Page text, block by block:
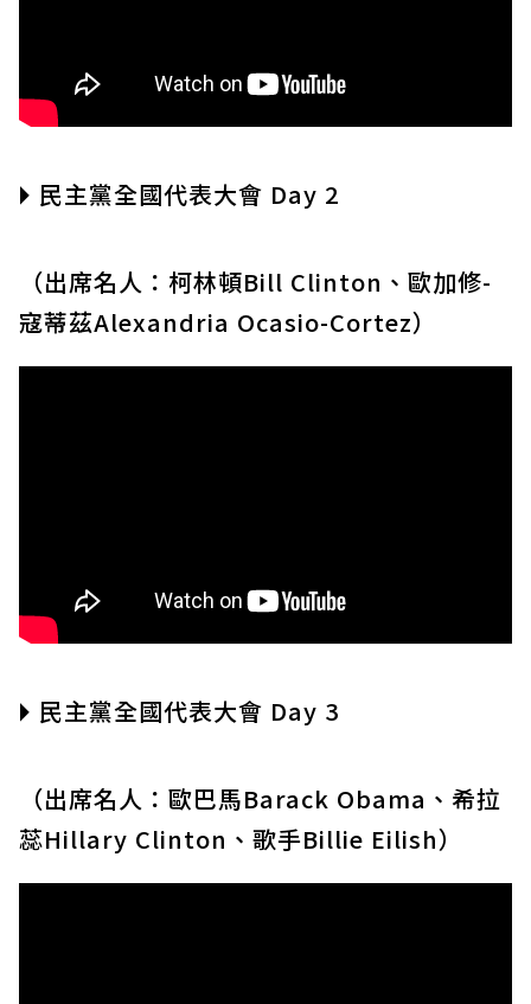
🞂 民主黨全國代表大會 Day 2
（出席名人：柯林頓Bill Clinton、歐加修-
寇蒂茲Alexandria Ocasio-Cortez）
🞂 民主黨全國代表大會 Day 3
（出席名人：歐巴馬Barack Obama、希拉
蕊Hillary Clinton、歌手Billie Eilish）